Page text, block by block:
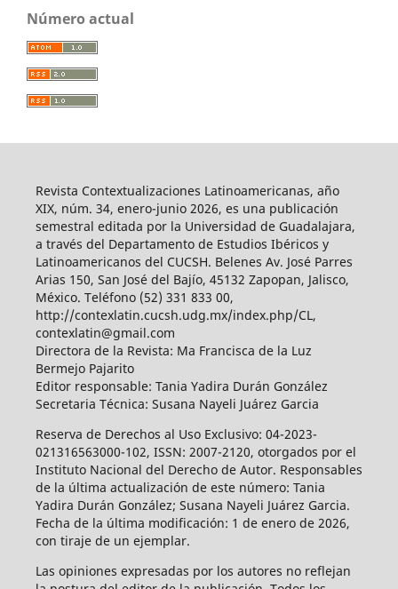
Número actual
Revista Contextualizaciones Latinoamericanas, año
XIX, núm. 34, enero-junio 2026, es una publicación
semestral editada por la Universidad de Guadalajara,
a través del Departamento de Estudios Ibéricos y
Latinoamericanos del CUCSH. Belenes Av. José Parres
Arias 150, San José del Bajío, 45132 Zapopan, Jalisco,
México. Teléfono (52) 331 833 00,
http://contexlatin.cucsh.udg.mx/index.php/CL,
contexlatin@gmail.com
Directora de la Revista: Ma Francisca de la Luz
Bermejo Pajarito
Editor responsable: Tania Yadira Durán González
Secretaria Técnica: Susana Nayeli Juárez Garcia
Reserva de Derechos al Uso Exclusivo: 04-2023-
021316563000-102, ISSN: 2007-2120, otorgados por el
Instituto Nacional del Derecho de Autor. Responsables
de la última actualización de este número: Tania
Yadira Durán González; Susana Nayeli Juárez Garcia.
Fecha de la última modificación: 1 de enero de 2026,
con tiraje de un ejemplar.
Las opiniones expresadas por los autores no reflejan